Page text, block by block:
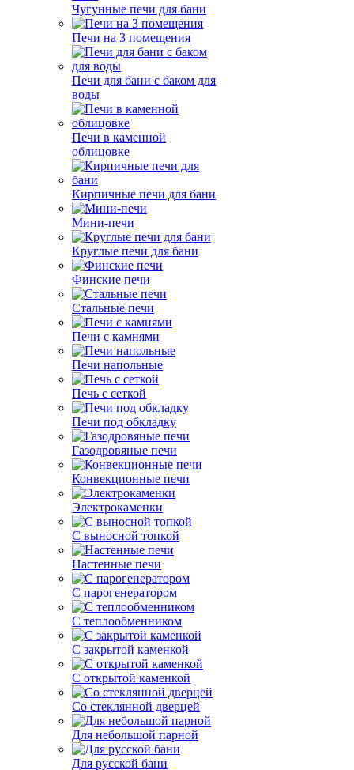
Чугунные печи для бани
Печи на 3 помещения
Печи для бани с баком для
воды
Печи в каменной
облицовке
Кирпичные печи для бани
Мини-печи
Круглые печи для бани
Финские печи
Стальные печи
Печи с камнями
Печи напольные
Печь с сеткой
Печи под обкладку
Газодровяные печи
Конвекционные печи
Электрокаменки
С выносной топкой
Настенные печи
С парогенератором
С теплообменником
С закрытой каменкой
С открытой каменкой
Со стеклянной дверцей
Для небольшой парной
Для русской бани